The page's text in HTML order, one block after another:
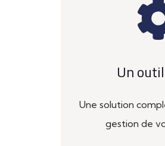
Un
Une solution
gestion de